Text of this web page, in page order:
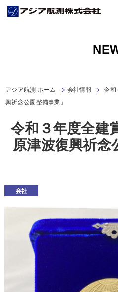
アジア航測 ホーム 会社情報
令和
興祈念公園整備事業」
令和３年度全建
原津波復興祈念